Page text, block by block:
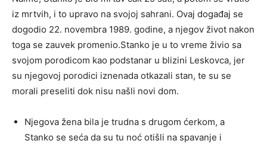
iz mrtvih, i to upravo na svojoj sahrani. Ovaj događaj se
dogodio 22. novembra 1989. godine, a njegov život nakon
toga se zauvek promenio.Stanko je u to vreme živio sa
svojom porodicom kao podstanar u blizini Leskovca, jer
su njegovoj porodici iznenada otkazali stan, te su se
morali preseliti dok nisu našli novi dom.
Njegova žena bila je trudna s drugom ćerkom, a
Stanko se seća da su tu noć otišli na spavanje i